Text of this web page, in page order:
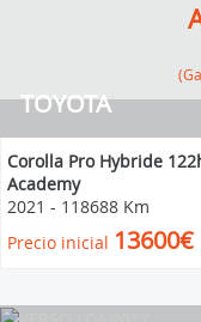
TOYOTA
Corolla Pro Hybride
Academy
2021 - 118688 Km
Precio inicial 13600€